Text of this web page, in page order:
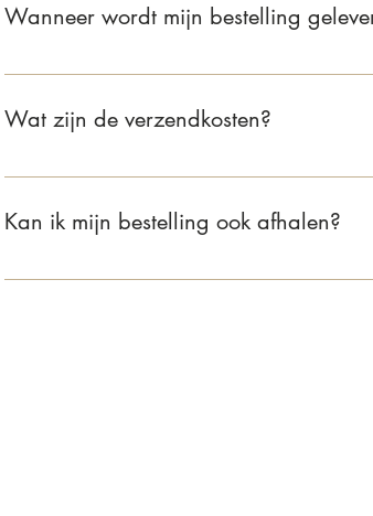
Wanneer wordt mijn bestelling
Wij leveren jouw bestelling binnen 2 tot 5
Wat zijn de verzendkosten?
Voor bestellingen binnen Nederland bedragen
Kan ik mijn bestelling ook afhalen?
Ja, dat kan! Je bent van harte welkom om je